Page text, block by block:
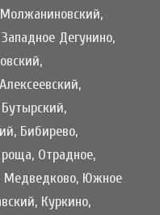
Дегунино,
Бибирево,
Отрадное,
Медведково, Южное
Куркино,